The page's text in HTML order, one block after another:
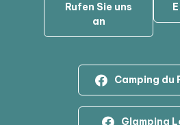
Rufen Sie uns
an
Camping du
Glamping